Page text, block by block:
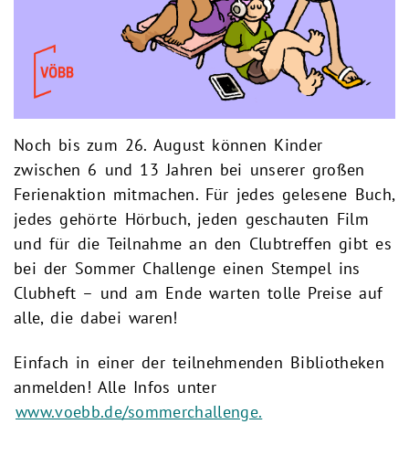
Noch bis zum 26. August können Kinder
zwischen 6 und 13 Jahren bei unserer großen
Ferienaktion mitmachen. Für jedes gelesene Buch,
jedes gehörte Hörbuch, jeden geschauten Film
und für die Teilnahme an den Clubtreffen gibt es
bei der Sommer Challenge einen Stempel ins
Clubheft – und am Ende warten tolle Preise auf
alle, die dabei waren!
Einfach in einer der teilnehmenden Bibliotheken
anmelden! Alle Infos unter
www.voebb.de/sommerchallenge.